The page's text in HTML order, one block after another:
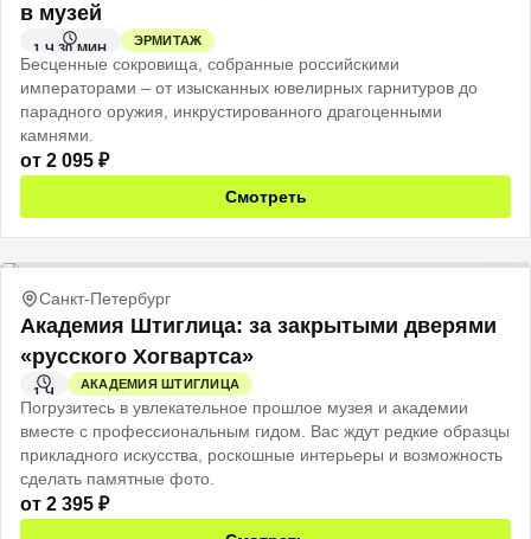
в музей
1 Ч 30 МИН
ЭРМИТАЖ
Бесценные сокровища, собранные российскими
императорами – от изысканных ювелирных гарнитуров до
парадного оружия, инкрустированного драгоценными
камнями.
от 2 095 ₽
Смотреть
Санкт-Петербург
Академия Штиглица: за закрытыми дверями
«русского Хогвартса»
1 Ч
АКАДЕМИЯ ШТИГЛИЦА
Погрузитесь в увлекательное прошлое музея и академии
вместе с профессиональным гидом. Вас ждут редкие образцы
прикладного искусства, роскошные интерьеры и возможность
сделать памятные фото.
от 2 395 ₽